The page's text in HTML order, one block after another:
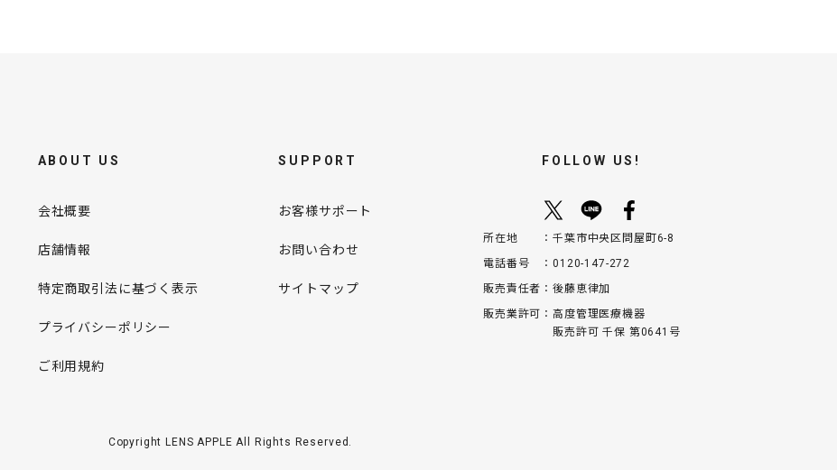
ABOUT US
会社概要
店舗情報
特定商取引法に基づく表示
プライバシーポリシー
ご利用規約
SUPPORT
お客様サポート
お問い合わせ
サイトマップ
FOLLOW US!
所在地
千葉市中央区問屋町6-8
電話番号
0120-147-272
販売責任者
後藤恵律加
販売業許可
高度管理医療機器
販売許可 千保 第0641号
Copyright LENS APPLE All Rights Reserved.